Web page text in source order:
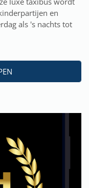
en
als 's nachts tot